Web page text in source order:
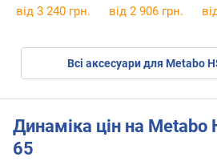
від 3 240 грн. від 2 906 грн.
Всі аксесуари для Metabo
Динаміка цін на Metabo
65